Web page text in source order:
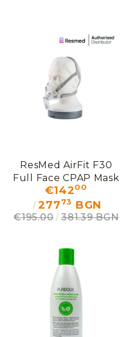
ResMed AirFit F30
Full Face CPAP Mask
€14200
27773 BGN
€195.00 381.39 BGN